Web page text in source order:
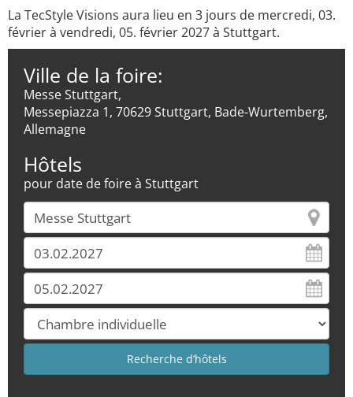
La TecStyle Visions aura lieu en 3 jours de mercredi, 03.
février à vendredi, 05. février 2027 à Stuttgart.
Ville de la foire:
Messe Stuttgart,
Messepiazza 1, 70629 Stuttgart, Bade-Wurtemberg,
Allemagne
Hôtels
pour date de foire à Stuttgart